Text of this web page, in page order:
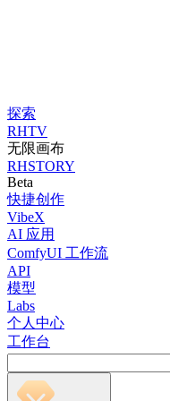
探索
RHTV
无限画布
RHSTORY
Beta
快捷创作
VibeX
AI 应用
ComfyUI 工作流
API
模型
Labs
个人中心
工作台